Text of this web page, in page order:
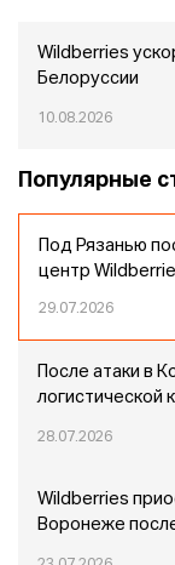
Wildberries
Белоруссии
10.08.2026
Популярные
Под Рязанью
центр
29.07.2026
После атаки в
логистической
28.07.2026
Wildberries
Воронеже